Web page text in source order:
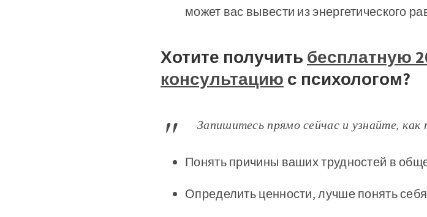
может вас вывести из энергетического
Хотите получить бесплатную
консультацию с психологом?
Запишитесь прямо сейчас и узнайте,
Понять причины ваших трудностей в
Определить ценности, лучше понять себя